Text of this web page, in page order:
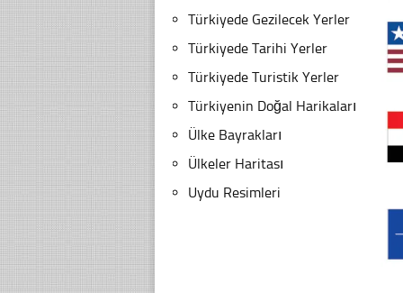
Türkiyede Gezilecek Yerler
Türkiyede Tarihi Yerler
Türkiyede Turistik Yerler
Türkiyenin Doğal Harikaları
Ülke Bayrakları
Ülkeler Haritası
Uydu Resimleri